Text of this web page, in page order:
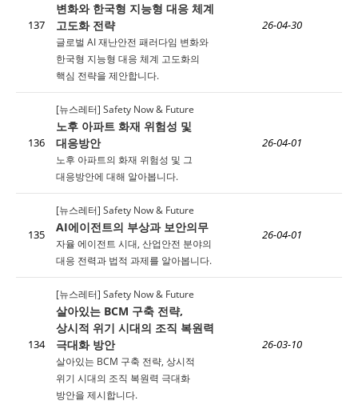
137
변화와 한국형 지능형 대응 체계
고도화 전략
글로벌 AI 재난안전 패러다임 변화와
한국형 지능형 대응 체계 고도화의
핵심 전략을 제안합니다.
26-04-30
136
[뉴스레터] Safety Now & Future
노후 아파트 화재 위험성 및
대응방안
노후 아파트의 화재 위험성 및 그
대응방안에 대해 알아봅니다.
26-04-01
135
[뉴스레터] Safety Now & Future
AI에이전트의 부상과 보안의무
자율 에이전트 시대, 산업안전 분야의
대응 전력과 법적 과제를 알아봅니다.
26-04-01
134
[뉴스레터] Safety Now & Future
살아있는 BCM 구축 전략,
상시적 위기 시대의 조직 복원력
극대화 방안
살아있는 BCM 구축 전략, 상시적
위기 시대의 조직 복원력 극대화
방안을 제시합니다.
26-03-10